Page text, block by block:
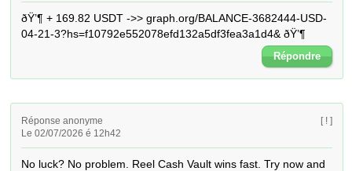
ðŸ’¶ + 169.82 USDT ->> graph.org/BALANCE-3682444-USD-
04-21-3?hs=f10792e552078efd132a5df3fea3a1d4& ðŸ’¶
Répondre
Réponse anonyme
Le 02/07/2026 é 12h42
[ ! ]
No luck? No problem. Reel Cash Vault wins fast. Try now and